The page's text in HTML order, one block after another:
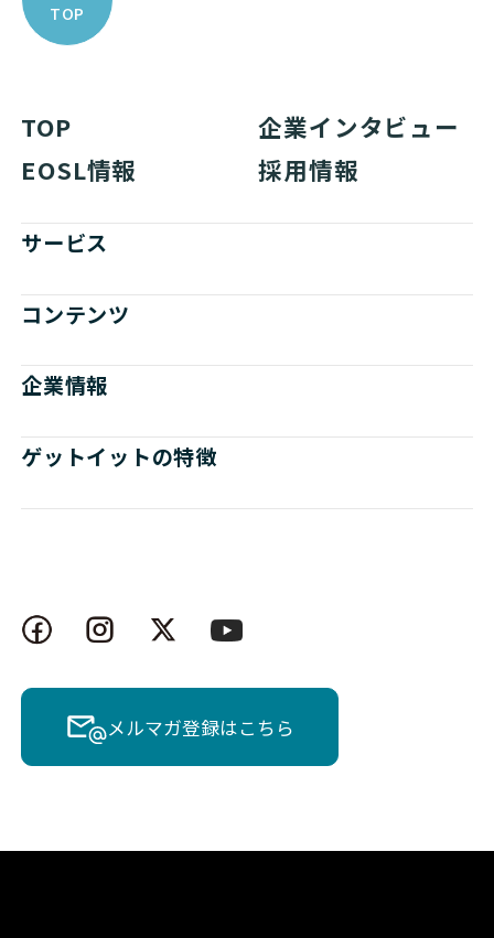
TOP
TOP
企業インタビュー
EOSL情報
採用情報
サービス
コンテンツ
企業情報
ゲットイットの特徴
メルマガ登録はこちら